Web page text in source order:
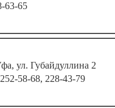
63-65
ул. Губайдуллина 2
58-68, 228-43-79